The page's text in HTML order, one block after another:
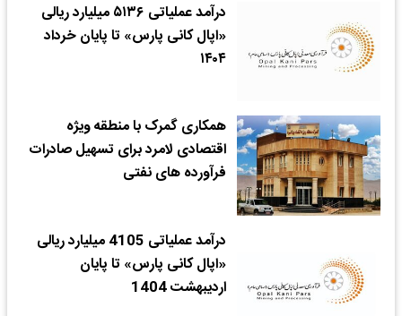
درآمد عملیاتی ۵۱۳۶ میلیارد ریالی
«اپال کانی پارس» تا پایان خرداد
۱۴۰۴
همکاری گمرک با منطقه ویژه
اقتصادی لامرد برای تسهیل صادرات
فرآورده های نفتی
درآمد عملیاتی 4105 میلیارد ریالی
«اپال کانی پارس» تا پایان
اردیبهشت 1404